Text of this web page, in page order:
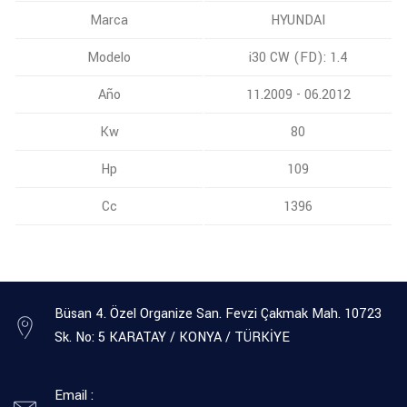
Marca
HYUNDAI
Modelo
i30 CW (FD): 1.4
Año
11.2009 - 06.2012
Kw
80
Hp
109
Cc
1396
Büsan 4. Özel Organize San. Fevzi Çakmak Mah. 10723
Sk. No: 5 KARATAY / KONYA / TÜRKİYE
Email :